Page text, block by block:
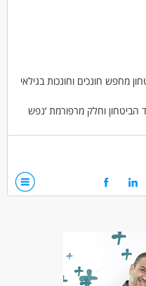
מחפש חונכים וחונכות בגילאי
הביטחון וחלק מרפורמת ‘נפש
בין-אישית, הובלה, הכלה
חינוך, קידום נוער